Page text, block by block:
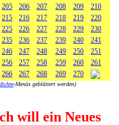
205 206 207 208 209
210
215 216 217 218 219
220
225 226 227 228 229
230
235 236 237 239 240
241
246 247 248 249 250
251
256 257 258 259 260
261
266 267 268 269 270
-Menüs geblättert werden)
will ein Neues